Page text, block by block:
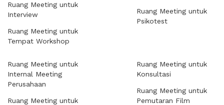
Ruang Meeting untuk
Interview
Ruang Meeting untuk
Tempat Workshop
Ruang Meeting untuk
Psikotest
Ruang Meeting untuk
Internal Meeting
Perusahaan
Ruang Meeting untuk
Ruang Meeting untuk
Konsultasi
Ruang Meeting untuk
Pemutaran Film